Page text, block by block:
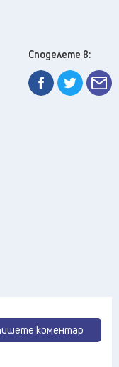
Споделете в:
коментар